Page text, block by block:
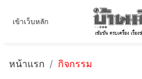
เข้าเว็บหลัก
หน้าแรก กิจกรรม